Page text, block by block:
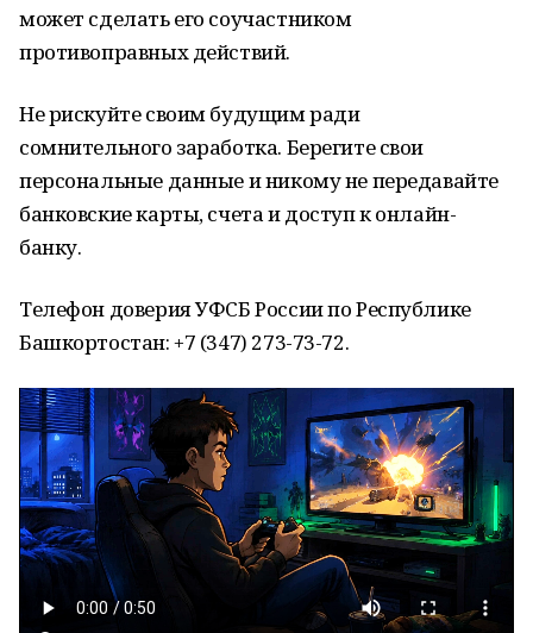
может сделать его соучастником
противоправных действий.
Не рискуйте своим будущим ради
сомнительного заработка. Берегите свои
персональные данные и никому не передавайте
банковские карты, счета и доступ к онлайн-
банку.
Телефон доверия УФСБ России по Республике
Башкортостан: +7 (347) 273-73-72.